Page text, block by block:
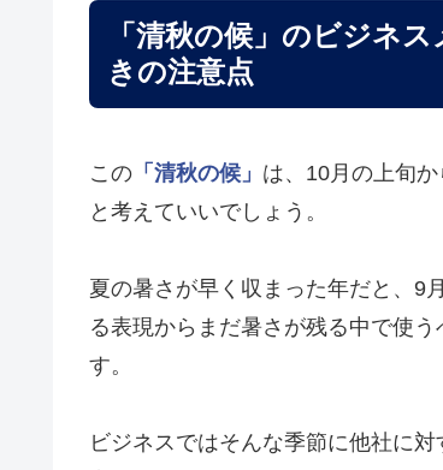
「清秋の候」のビジネ
きの注意点
この 「清秋の候」 は、10月の上旬
と考えていいでしょう。
夏の暑さが早く収まった年だと、9
る表現からまだ暑さが残る中で使
す。
ビジネスではそんな季節に他社に